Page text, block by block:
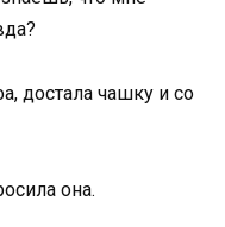
достала чашку и со
она.